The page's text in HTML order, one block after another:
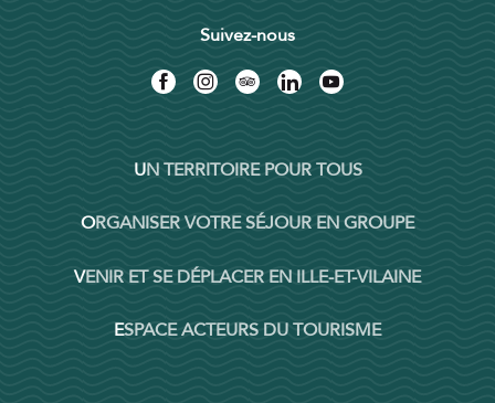
Suivez-nous
UN TERRITOIRE POUR TOUS
ORGANISER VOTRE SÉJOUR EN GROUPE
VENIR ET SE DÉPLACER EN ILLE-ET-VILAINE
ESPACE ACTEURS DU TOURISME